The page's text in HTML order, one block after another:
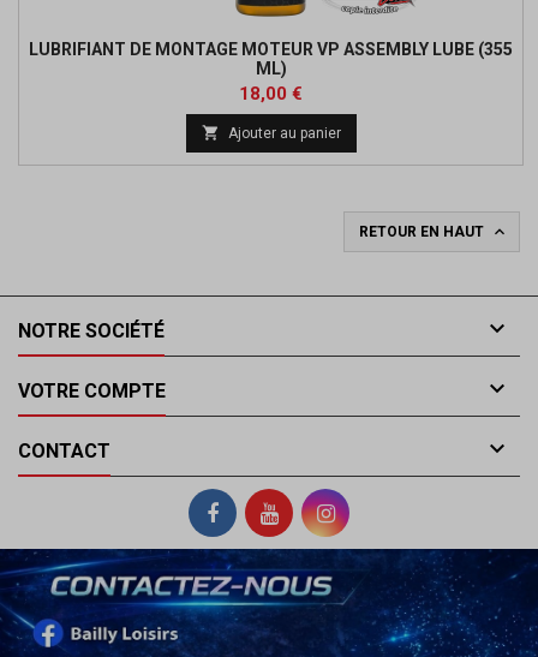
LUBRIFIANT DE MONTAGE MOTEUR VP ASSEMBLY LUBE (355
ML)
Prix
18,00 €
 Ajouter au panier
RETOUR EN HAUT 
NOTRE SOCIÉTÉ 
VOTRE COMPTE 
CONTACT 